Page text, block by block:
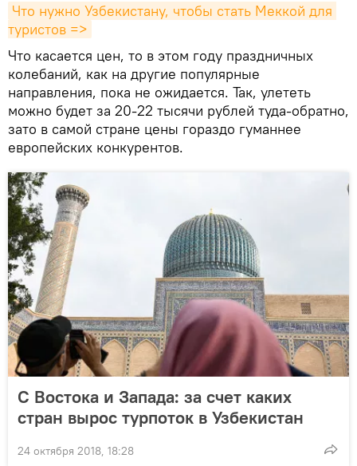
Что нужно Узбекистану, чтобы стать Меккой для
туристов =>
Что касается цен, то в этом году праздничных
колебаний, как на другие популярные
направления, пока не ожидается. Так, улететь
можно будет за 20-22 тысячи рублей туда-обратно,
зато в самой стране цены гораздо гуманнее
европейских конкурентов.
С Востока и Запада: за счет каких
стран вырос турпоток в Узбекистан
24 октября 2018, 18:28